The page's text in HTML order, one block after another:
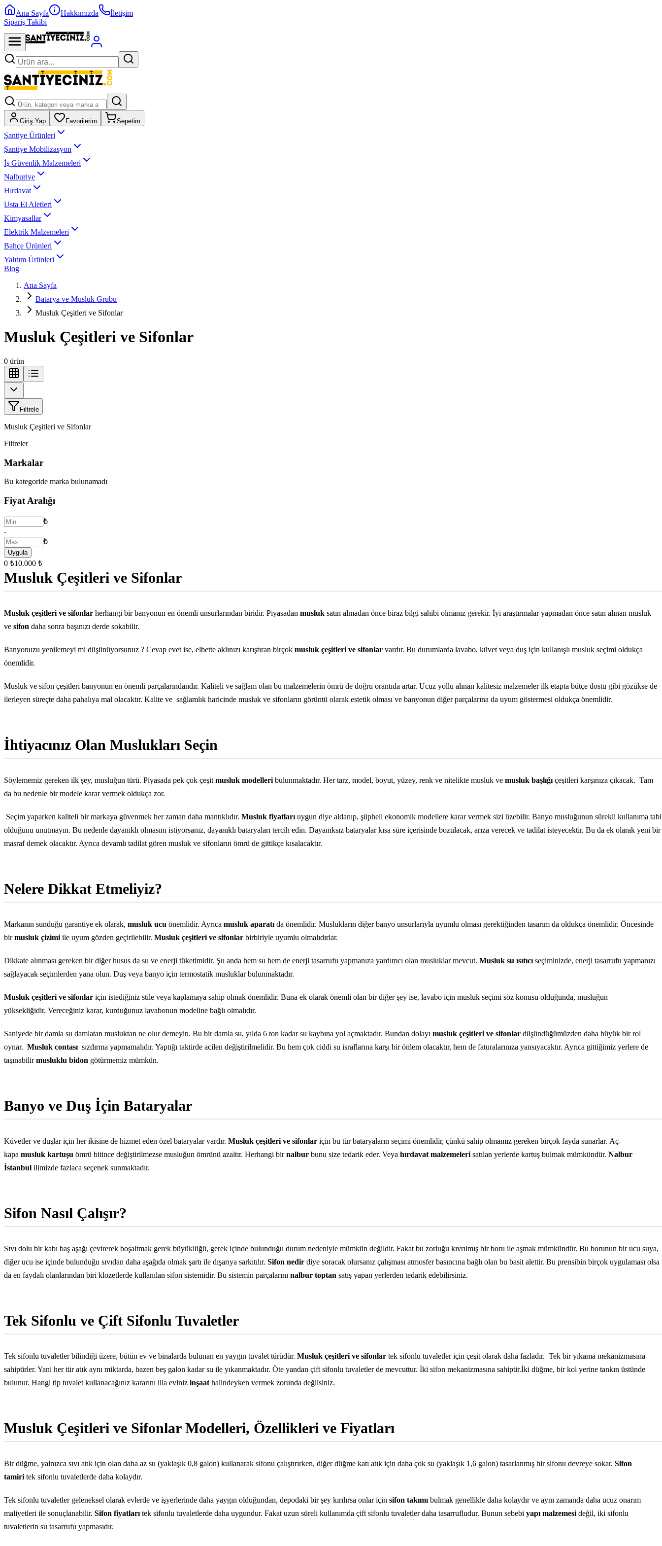
Ana Sayfa Hakkımızda
İletişim
Sipariş Takibi
Giriş Yap Favorilerim Sepetim
Şantiye Ürünleri
Şantiye Mobilizasyon
İş Güvenlik Malzemeleri
Nalburiye
Hırdavat
Usta El Aletleri
Kimyasallar
Elektrik Malzemeleri
Bahçe Ürünleri
Yalıtım Ürünleri
Blog
Ana Sayfa
Batarya ve Musluk Grubu
Musluk Çeşitleri ve Sifonlar
Musluk Çeşitleri ve Sifonlar
0 ürün
Filtrele
Musluk Çeşitleri ve Sifonlar
Filtreler
Markalar
Bu kategoride marka bulunamadı
Fiyat Aralığı
₺
-
₺
Uygula
0 ₺10.000 ₺
Musluk Çeşitleri ve Sifonlar
Musluk çeşitleri ve sifonlar herhangi bir banyonun en önemli unsurlarından biridir. Piyasadan musluk satın almadan önce biraz bilgi sahibi olmanız gerekir. İyi araştırmalar yapmadan önce satın alınan musluk
ve sifon daha sonra başınızı derde sokabilir.
Banyonuzu yenilemeyi mi düşünüyorsunuz ? Cevap evet ise, elbette aklınızı karıştıran birçok musluk çeşitleri ve sifonlar vardır. Bu durumlarda lavabo, küvet veya duş için kullanışlı musluk seçimi oldukça
önemlidir.
Musluk ve sifon çeşitleri banyonun en önemli parçalarındandır. Kaliteli ve sağlam olan bu malzemelerin ömrü de doğru orantıda artar. Ucuz yollu alınan kalitesiz malzemeler ilk etapta bütçe dostu gibi gözükse de
ilerleyen süreçte daha pahalıya mal olacaktır. Kalite ve sağlamlık haricinde musluk ve sifonların görüntü olarak estetik olması ve banyonun diğer parçalarına da uyum göstermesi oldukça önemlidir.
İhtiyacınız Olan Muslukları Seçin
Söylememiz gereken ilk şey, musluğun türü. Piyasada pek çok çeşit musluk modelleri bulunmaktadır. Her tarz, model, boyut, yüzey, renk ve nitelikte musluk ve musluk başlığı çeşitleri karşınıza çıkacak. Tam
da bu nedenle bir modele karar vermek oldukça zor.
Seçim yaparken kaliteli bir markaya güvenmek her zaman daha mantıklıdır. Musluk fiyatları uygun diye aldanıp, şüpheli ekonomik modellere karar vermek sizi üzebilir. Banyo musluğunun sürekli kullanıma tabi
olduğunu unutmayın. Bu nedenle dayanıklı olmasını istiyorsanız, dayanıklı bataryaları tercih edin. Dayanıksız bataryalar kısa süre içerisinde bozulacak, arıza verecek ve tadilat isteyecektir. Bu da ek olarak yeni bir
masraf demek olacaktır. Ayrıca devamlı tadilat gören musluk ve sifonların ömrü de gittikçe kısalacaktır.
Nelere Dikkat Etmeliyiz?
Markanın sunduğu garantiye ek olarak, musluk ucu önemlidir. Ayrıca musluk aparatı da önemlidir. Muslukların diğer banyo unsurlarıyla uyumlu olması gerektiğinden tasarım da oldukça önemlidir. Öncesinde
birmusluk çizimi ile uyum gözden geçirilebilir. Musluk çeşitleri ve sifonlar birbiriyle uyumlu olmalıdırlar.
Dikkate alınması gereken bir diğer husus da su ve enerji tüketimidir. Şu anda hem su hem de enerji tasarrufu yapmanıza yardımcı olan musluklar mevcut. Musluk su ısıtıcı seçiminizde, enerji tasarrufu yapmanızı
sağlayacak seçimlerden yana olun. Duş veya banyo için termostatik musluklar bulunmaktadır.
Musluk çeşitleri ve sifonlar için istediğiniz stile veya kaplamaya sahip olmak önemlidir. Buna ek olarak önemli olan bir diğer şey ise, lavabo için musluk seçimi söz konusu olduğunda, musluğun
yüksekliğidir. Vereceğiniz karar, kurduğunuz lavabonun modeline bağlı olmalıdır.
Saniyede bir damla su damlatan musluktan ne olur demeyin. Bu bir damla su, yılda 6 ton kadar su kaybına yol açmaktadır. Bundan dolayı musluk çeşitleri ve sifonlar düşündüğümüzden daha büyük bir rol
oynar. Musluk contası sızdırma yapmamalıdır. Yaptığı taktirde acilen değiştirilmelidir. Bu hem çok ciddi su israflarına karşı bir önlem olacaktır, hem de faturalarınıza yansıyacaktır. Ayrıca gittiğimiz yerlere de
taşınabilirmusluklu bidon götürmemiz mümkün.
Banyo ve Duş İçin Bataryalar
Küvetler ve duşlar için her ikisine de hizmet eden özel bataryalar vardır. Musluk çeşitleri ve sifonlar için bu tür bataryaların seçimi önemlidir, çünkü sahip olmamız gereken birçok fayda sunarlar. Aç-
kapa musluk kartuşu ömrü bitince değiştirilmezse musluğun ömrünü azaltır. Herhangi birnalbur bunu size tedarik eder. Veya hırdavat malzemeleri satılan yerlerde kartuş bulmak mümkündür. Nalbur
İstanbul ilimizde fazlaca seçenek sunmaktadır.
Sifon Nasıl Çalışır?
Sıvı dolu bir kabı baş aşağı çevirerek boşaltmak gerek büyüklüğü, gerek içinde bulunduğu durum nedeniyle mümkün değildir. Fakat bu zorluğu kıvrılmış bir boru ile aşmak mümkündür. Bu borunun bir ucu suya,
diğer ucu ise içinde bulunduğu sıvıdan daha aşağıda olmak şartı ile dışarıya sarkıtılır. Sifon nedir diye soracak olursanız çalışması atmosfer basıncına bağlı olan bu basit alettir. Bu prensibin birçok uygulaması olsa
da en faydalı olanlarından biri klozetlerde kullanılan sifon sistemidir. Bu sistemin parçalarını nalbur toptan satış yapan yerlerden tedarik edebilirsiniz.
Tek Sifonlu ve Çift Sifonlu Tuvaletler
Tek sifonlu tuvaletler bilindiği üzere, bütün ev ve binalarda bulunan en yaygın tuvalet türüdür. Musluk çeşitleri ve sifonlar tek sifonlu tuvaletler için çeşit olarak daha fazladır. Tek bir yıkama mekanizmasına
sahiptirler. Yani her tür atık aynı miktarda, bazen beş galon kadar su ile yıkanmaktadır. Öte yandan çift sifonlu tuvaletler de mevcuttur. İki sifon mekanizmasına sahiptir.İki düğme, bir kol yerine tankın üstünde
bulunur. Hangi tip tuvalet kullanacağınız kararını illa eviniz inşaat halindeyken vermek zorunda değilsiniz.
Musluk Çeşitleri ve Sifonlar Modelleri, Özellikleri ve Fiyatları
Bir düğme, yalnızca sıvı atık için olan daha az su (yaklaşık 0,8 galon) kullanarak sifonu çalıştırırken, diğer düğme katı atık için daha çok su (yaklaşık 1,6 galon) tasarlanmış bir sifonu devreye sokar. Sifon
tamiri tek sifonlu tuvaletlerde daha kolaydır.
Tek sifonlu tuvaletler geleneksel olarak evlerde ve işyerlerinde daha yaygın olduğundan, depodaki bir şey kırılırsa onlar için sifon takımı bulmak genellikle daha kolaydır ve aynı zamanda daha ucuz onarım
maliyetleri ile sonuçlanabilir. Sifon fiyatları tek sifonlu tuvaletlerde daha uygundur. Fakat uzun süreli kullanımda çift sifonlu tuvaletler daha tasarrufludur. Bunun sebebi yapı malzemesi değil, iki sifonlu
tuvaletlerin su tasarrufu yapmasıdır.